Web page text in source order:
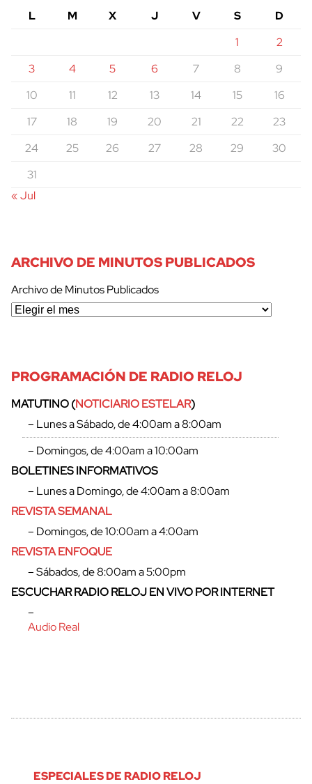
L M X J V S
D
1
2
3
4 5 6 7 8
9
10
11 12 13 14 15
16
17
18 19 20 21 22
23
24
25 26 27 28 29
30
31
« Jul
ARCHIVO DE MINUTOS PUBLICADOS
Archivo de Minutos Publicados
PROGRAMACIÓN DE RADIO RELOJ
MATUTINO (NOTICIARIO ESTELAR)
– Lunes a Sábado, de 4:00am a 8:00am
– Domingos, de 4:00am a 10:00am
BOLETINES INFORMATIVOS
– Lunes a Domingo, de 4:00am a 8:00am
REVISTA SEMANAL
– Domingos, de 10:00am a 4:00am
REVISTA ENFOQUE
– Sábados, de 8:00am a 5:00pm
ESCUCHAR RADIO RELOJ EN VIVO POR INTERNET
–
Audio Real
ESPECIALES DE RADIO RELOJ